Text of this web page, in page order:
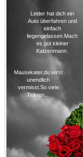
Leider hat dich ein
Auto überfahren und
einfach
liegengelassen.Mach
es gut kleiner
Katzenmann.
Mausekater,du wirst
unendlich
vermisst.So viele
Tränen....